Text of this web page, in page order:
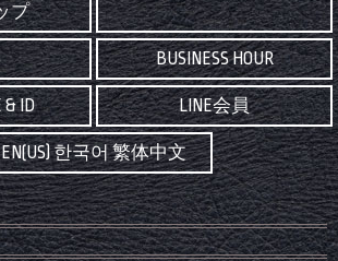
プ
BUSINESS HOUR
& ID LINE会員
EN(US) 한국어 繁体中文